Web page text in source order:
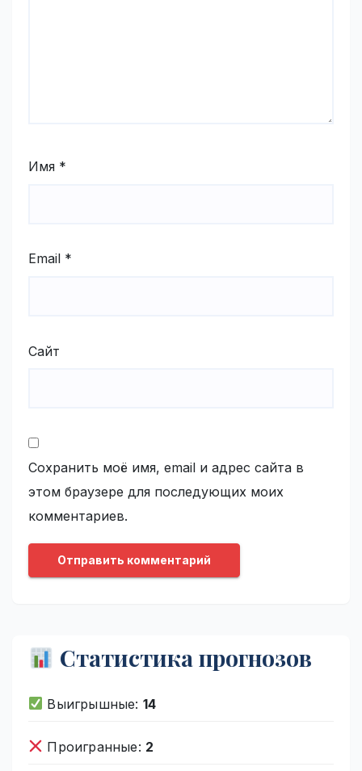
Имя *
Email *
Сайт
Сохранить моё имя, email и адрес сайта в
этом браузере для последующих моих
комментариев.
Статистика прогнозов
Выигрышные: 14
Проигранные: 2